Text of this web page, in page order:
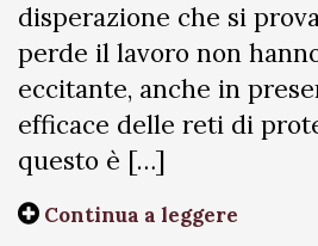
disperazione che si
perde il lavoro non
eccitante, anche in
efficace delle reti di
questo è […]
Continua a leggere